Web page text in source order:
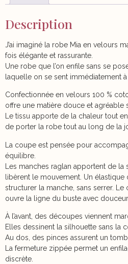
Description
J’ai imaginé la robe Mia en velours
fois élégante et rassurante.
Une robe que l’on enfile sans se
laquelle on se sent immédiatement à
Confectionnée en velours 100 %
offre une matière douce et agréable
Le tissu apporte de la chaleur tout
de porter la robe tout au long de la
La coupe est pensée pour
équilibre.
Les manches raglan apportent de
libèrent le mouvement. Un
structurer la manche, sans serrer.
ouvre la ligne du buste avec douceur.
À l’avant, des découpes viennent
Elles dessinent la silhouette sans la
Au dos, des pinces assurent un
La fermeture zippée permet un
discrète.